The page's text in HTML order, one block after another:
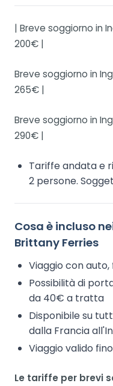
| Breve soggiorno in
200€ |
Breve soggiorno in
265€ |
Breve soggiorno in
290€ |
Tariffe andata e
2 persone.
Cosa è incluso
Brittany Ferries
Viaggio con
Possibilità di
da 40€ a tratta
Disponibile su
dalla Francia
Viaggio valido
Le tariffe per brevi